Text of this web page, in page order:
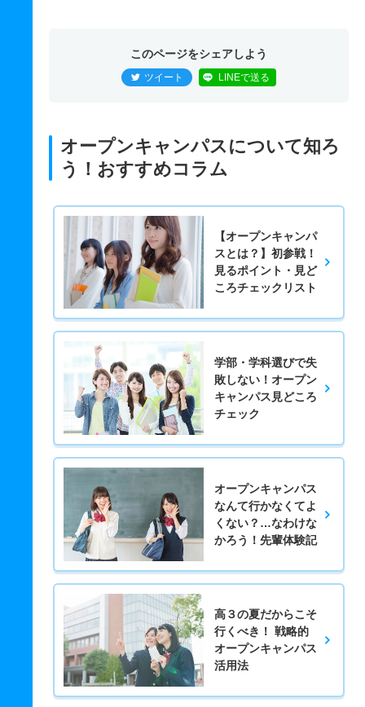
このページをシェアしよう
ツイート LINEで送る
オープンキャンパスについて知ろ
う！おすすめコラム
【オープンキャンパ
スとは？】初参戦！
見るポイント・見ど
ころチェックリスト
学部・学科選びで失
敗しない！オープン
キャンパス見どころ
チェック
オープンキャンパス
なんて行かなくてよ
くない？…なわけな
かろう！先輩体験記
高３の夏だからこそ
行くべき！ 戦略的
オープンキャンパス
活用法